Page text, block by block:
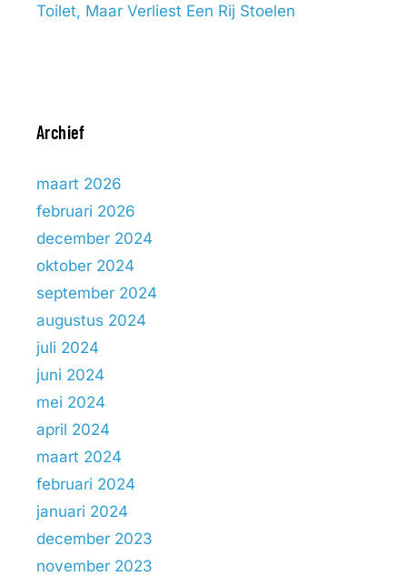
Toilet, Maar Verliest Een Rij Stoelen
Archief
maart 2026
februari 2026
december 2024
oktober 2024
september 2024
augustus 2024
juli 2024
juni 2024
mei 2024
april 2024
maart 2024
februari 2024
januari 2024
december 2023
november 2023